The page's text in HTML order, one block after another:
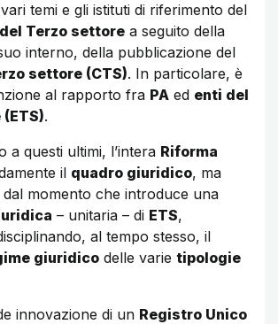
temi e gli istituti di riferimento del
Terzo settore a seguito della
interno, della pubblicazione del
settore (CTS). In particolare, è
al rapporto fra PA ed enti del
.
a questi ultimi, l’intera Riforma
il quadro giuridico, ma
momento che introduce una
– unitaria – di ETS,
al tempo stesso, il
giuridico delle varie tipologie
innovazione di un Registro Unico